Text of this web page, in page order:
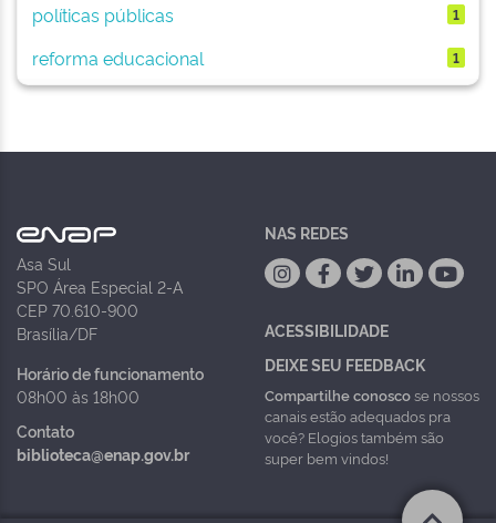
políticas públicas 1
reforma educacional 1
Asa Sul
SPO Área Especial 2-A
CEP 70.610-900
Brasília/DF
Horário de funcionamento
08h00 às 18h00
Contato
biblioteca@enap.gov.br
NAS REDES
ACESSIBILIDADE
DEIXE SEU FEEDBACK
Compartilhe conoscose nossos
canais estão adequados pra
você? Elogios também são
super bem vindos!